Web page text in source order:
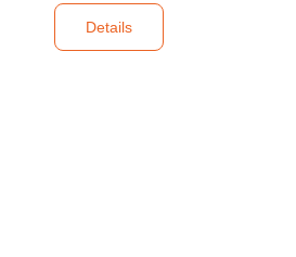
Details